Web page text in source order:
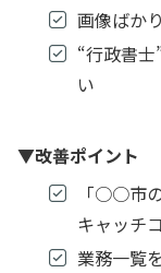
画像ばか
“行政書
い
▼改善ポイント
「○○市
キャッチ
業務一覧